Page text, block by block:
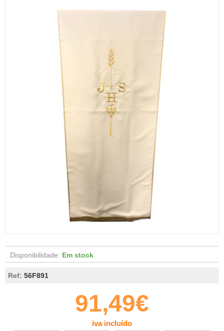
Disponibilidade: Em stock
Ref: 56F891
91,49€
iva incluído